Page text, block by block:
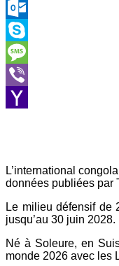
LinkedIn
Outlook.com
Skype
Message
Viber
L’international
données publiées par
Le milieu défensif de
jusqu’au 30 juin
Né à Soleure, en
monde 2026 avec les